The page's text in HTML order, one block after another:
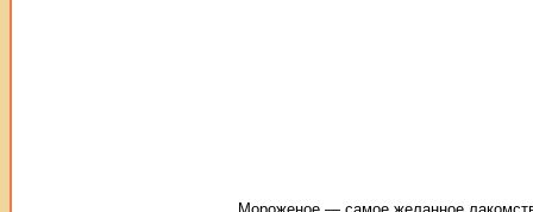
Мороженое — самое желанное